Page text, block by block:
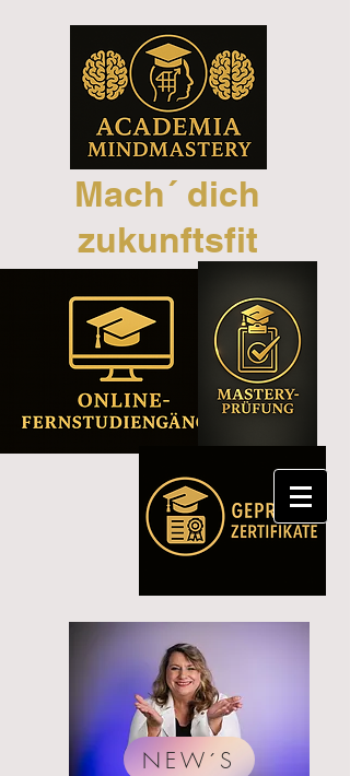
Mach´ dich
zukunftsfit
NEW´S